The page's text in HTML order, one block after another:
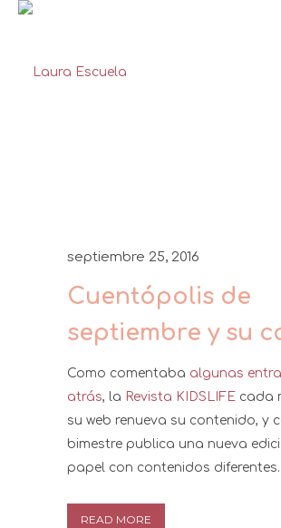
septiembre 25, 2016
Cuentópolis de
septiembre y su
Como comentaba algunas
atrás, la Revista KIDSLIFE cada
su web renueva su contenido, y
bimestre publica una nueva
papel con contenidos diferentes.
READ MORE